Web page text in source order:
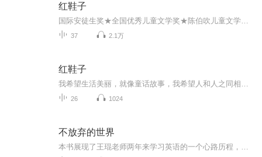
红鞋子
37 2.1万
红鞋子
26 1024
不放弃的世界